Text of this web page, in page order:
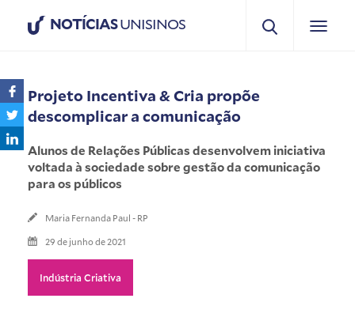
NOTÍCIASUNISINOS
Projeto Incentiva & Cria propõe
descomplicar a comunicação
Alunos de Relações Públicas desenvolvem iniciativa
voltada à sociedade sobre gestão da comunicação
para os públicos
Maria Fernanda Paul - RP
29 de junho de 2021
Indústria Criativa